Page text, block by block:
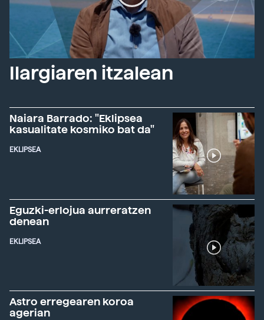
Ilargiaren itzalean
Naiara Barrado: "Eklipsea
kasualitate kosmiko bat da"
EKLIPSEA
Eguzki-erlojua aurreratzen
denean
EKLIPSEA
Astro erregearen koroa
agerian